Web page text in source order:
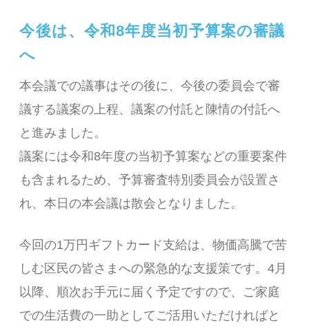
今後は、令和8年度当初予算案の審議
へ
本会議での議事はその後に、今後の委員会で審
議する議案の上程、議案の付託と陳情の付託へ
と進みました。
議案には令和8年度の当初予算案などの重要案件
も含まれるため、予算審査特別委員会が設置さ
れ、本日の本会議は散会となりました。
今回の1万円ギフトカード支給は、物価高騰で苦
しむ区民の皆さまへの緊急的な支援策です。4月
以降、順次お手元に届く予定ですので、ご家庭
での生活費の一助としてご活用いただければと